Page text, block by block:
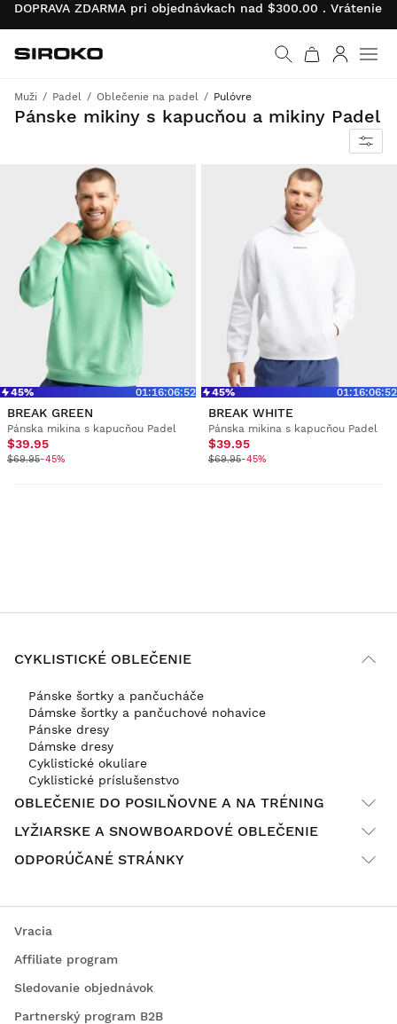
DOPRAVA ZDARMA pri objednávkach nad $300.00 .
Prejsť na domovskú
Siroko.com
Muži Padel Oblečenie na padel Pulóvre
Pánske mikiny s kapucňou a mikiny Padel
Pohodlie a štýl na kurte aj mimo neho
45% 01:16:06:52
BREAK GREEN
Pánska mikina s kapucňou Padel
$39.95
$69.95-45%
45% 01:16:06:52
BREAK WHITE
Pánska mikina s kapucňou Padel
$39.95
$69.95-45%
CYKLISTICKÉ OBLEČENIE
Pánske šortky a pančucháče
Dámske šortky a pančuchové nohavice
Pánske dresy
Dámske dresy
Cyklistické okuliare
Cyklistické príslušenstvo
OBLEČENIE DO POSILŇOVNE A NA TRÉNING
LYŽIARSKE A SNOWBOARDOVÉ OBLEČENIE
ODPORÚČANÉ STRÁNKY
Vracia
Affiliate program
Sledovanie objednávok
Partnerský program B2B